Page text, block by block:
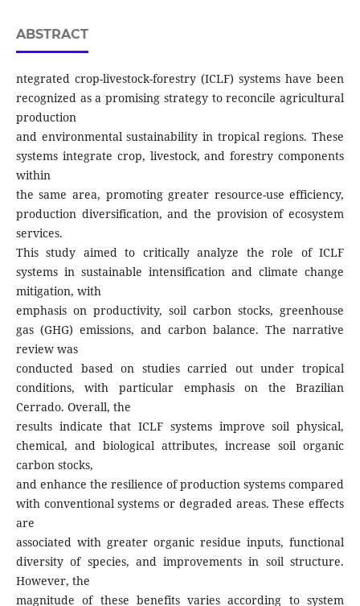
ABSTRACT
ntegrated crop-livestock-forestry (ICLF) systems have been
recognized as a promising strategy to reconcile agricultural
production
and environmental sustainability in tropical regions. These
systems integrate crop, livestock, and forestry components
within
the same area, promoting greater resource-use efficiency,
production diversification, and the provision of ecosystem
services.
This study aimed to critically analyze the role of ICLF
systems in sustainable intensification and climate change
mitigation, with
emphasis on productivity, soil carbon stocks, greenhouse
gas (GHG) emissions, and carbon balance. The narrative
review was
conducted based on studies carried out under tropical
conditions, with particular emphasis on the Brazilian
Cerrado. Overall, the
results indicate that ICLF systems improve soil physical,
chemical, and biological attributes, increase soil organic
carbon stocks,
and enhance the resilience of production systems compared
with conventional systems or degraded areas. These effects
are
associated with greater organic residue inputs, functional
diversity of species, and improvements in soil structure.
However, the
magnitude of these benefits varies according to system